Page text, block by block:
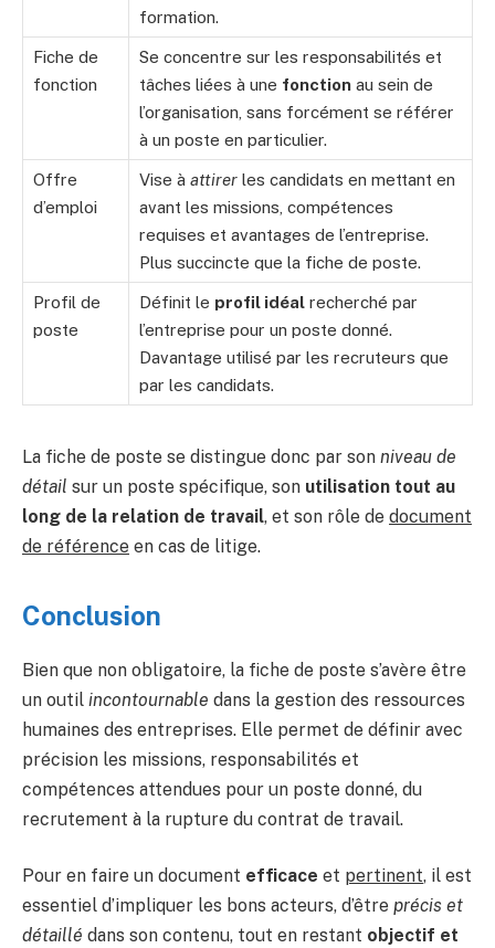
formation.
Fiche de
fonction
Se concentre sur les responsabilités et
tâches liées à une fonction au sein de
l’organisation, sans forcément se référer
à un poste en particulier.
Offre
d’emploi
Vise à attirer les candidats en mettant en
avant les missions, compétences
requises et avantages de l’entreprise.
Plus succincte que la fiche de poste.
Profil de
poste
Définit le profil idéal recherché par
l’entreprise pour un poste donné.
Davantage utilisé par les recruteurs que
par les candidats.
La fiche de poste se distingue donc par son niveau de
détail sur un poste spécifique, son utilisation tout au
long de la relation de travail, et son rôle de document
de référence en cas de litige.
Conclusion
Bien que non obligatoire, la fiche de poste s’avère être
un outil incontournable dans la gestion des ressources
humaines des entreprises. Elle permet de définir avec
précision les missions, responsabilités et
compétences attendues pour un poste donné, du
recrutement à la rupture du contrat de travail.
Pour en faire un document efficace et pertinent, il est
essentiel d’impliquer les bons acteurs, d’être précis et
détaillé dans son contenu, tout en restant objectif et